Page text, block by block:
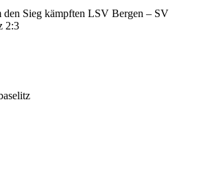
den Sieg kämpften LSV Bergen – SV
2:3